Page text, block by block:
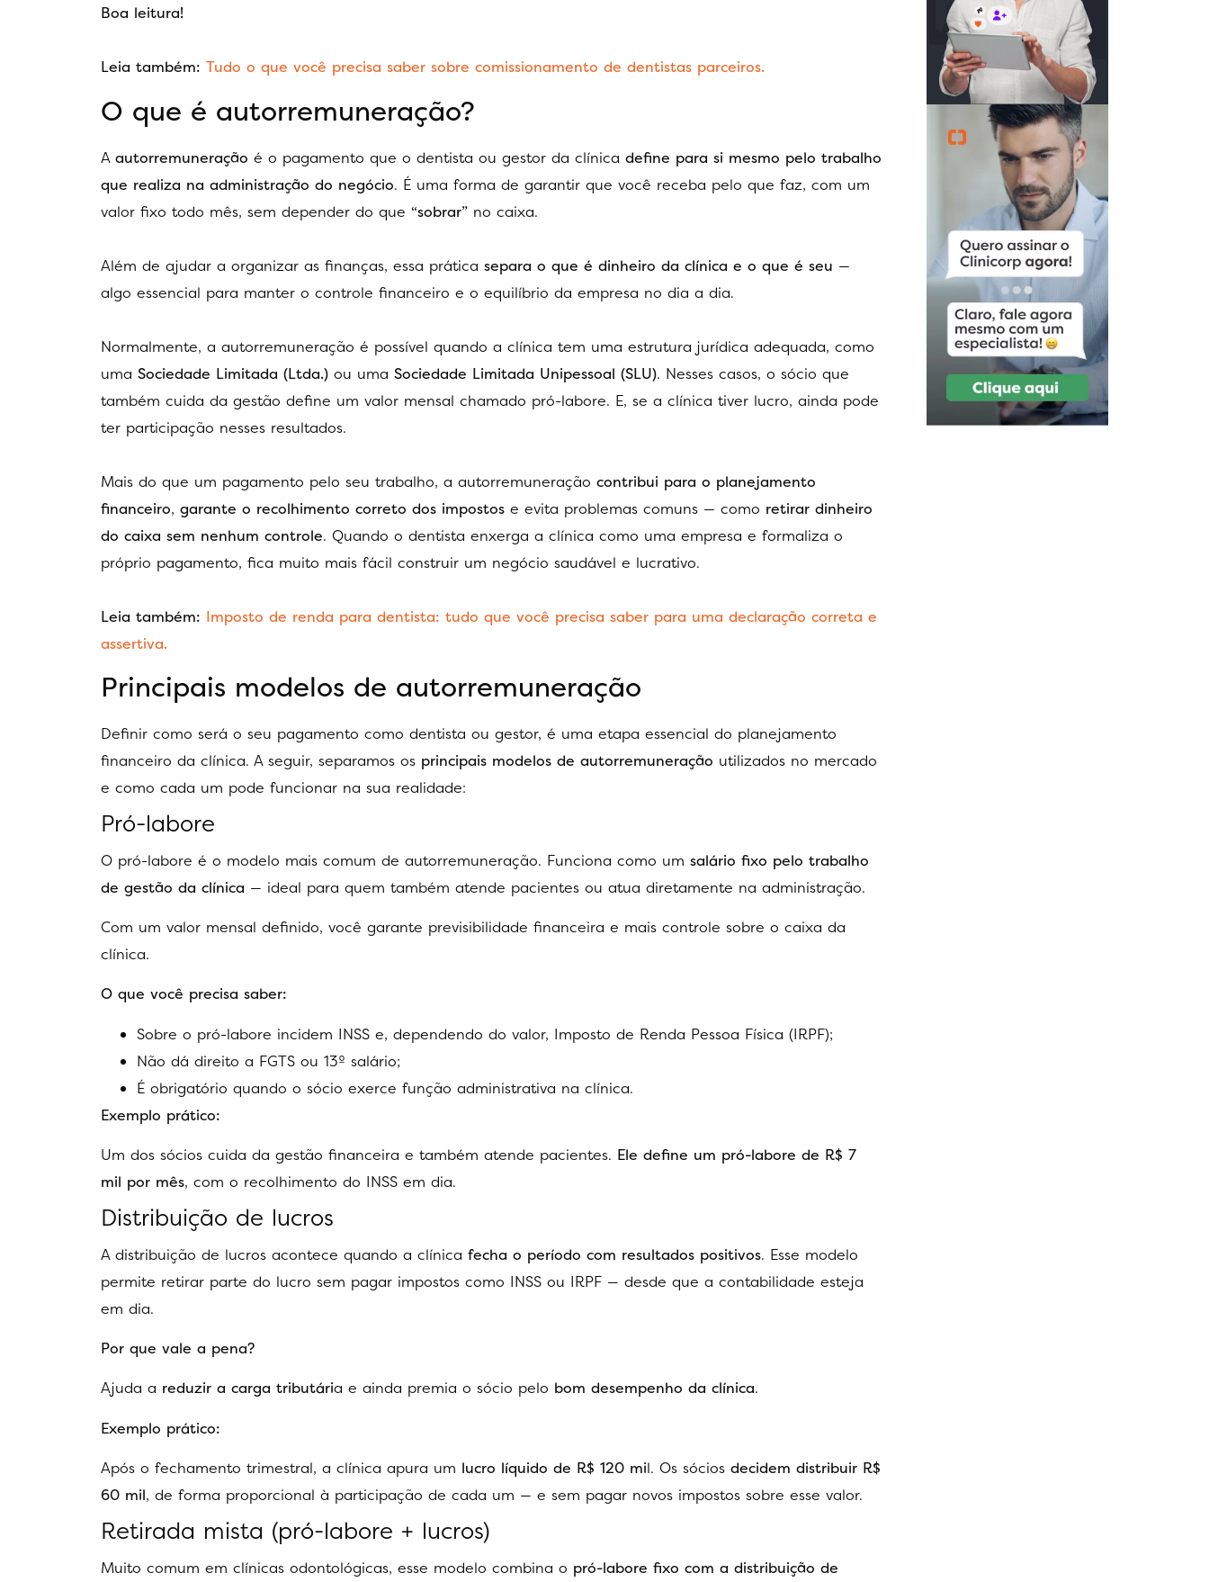
Boa leitura!
Leia também: Tudo o que você precisa saber sobre comissionamento de dentistas parceiros.
O que é autorremuneração?
A autorremuneração é o pagamento que o dentista ou gestor da clínica define para si mesmo pelo trabalho
que realiza na administração do negócio. É uma forma de garantir que você receba pelo que faz, com um
valor fixo todo mês, sem depender do que “sobrar” no caixa.
Além de ajudar a organizar as finanças, essa prática separa o que é dinheiro da clínica e o que é seu —
algo essencial para manter o controle financeiro e o equilíbrio da empresa no dia a dia.
Normalmente, a autorremuneração é possível quando a clínica tem uma estrutura jurídica adequada, como
uma Sociedade Limitada (Ltda.) ou uma Sociedade Limitada Unipessoal (SLU). Nesses casos, o sócio que
também cuida da gestão define um valor mensal chamado pró-labore. E, se a clínica tiver lucro, ainda pode
ter participação nesses resultados.
Mais do que um pagamento pelo seu trabalho, a autorremuneração contribui para o planejamento
financeiro, garante o recolhimento correto dos impostos e evita problemas comuns — como retirar dinheiro
do caixa sem nenhum controle. Quando o dentista enxerga a clínica como uma empresa e formaliza o
próprio pagamento, fica muito mais fácil construir um negócio saudável e lucrativo.
Leia também: Imposto de renda para dentista: tudo que você precisa saber para uma declaração correta e
assertiva.
Principais modelos de autorremuneração
Definir como será o seu pagamento como dentista ou gestor, é uma etapa essencial do planejamento
financeiro da clínica. A seguir, separamos os principais modelos de autorremuneração utilizados no mercado
e como cada um pode funcionar na sua realidade:
Pró-labore
O pró-labore é o modelo mais comum de autorremuneração. Funciona como um salário fixo pelo trabalho
de gestão da clínica — ideal para quem também atende pacientes ou atua diretamente na administração.
Com um valor mensal definido, você garante previsibilidade financeira e mais controle sobre o caixa da
clínica.
O que você precisa saber:
Sobre o pró-labore incidem INSS e, dependendo do valor, Imposto de Renda Pessoa Física (IRPF);
Não dá direito a FGTS ou 13º salário;
É obrigatório quando o sócio exerce função administrativa na clínica.
Exemplo prático:
Um dos sócios cuida da gestão financeira e também atende pacientes. Ele define um pró-labore de R$ 7
mil por mês, com o recolhimento do INSS em dia.
Distribuição de lucros
A distribuição de lucros acontece quando a clínica fecha o período com resultados positivos. Esse modelo
permite retirar parte do lucro sem pagar impostos como INSS ou IRPF — desde que a contabilidade esteja
em dia.
Por que vale a pena?
Ajuda a reduzir a carga tributária e ainda premia o sócio pelo bom desempenho da clínica.
Exemplo prático:
Após o fechamento trimestral, a clínica apura um lucro líquido de R$ 120 mil. Os sócios decidem distribuir R$
60 mil, de forma proporcional à participação de cada um — e sem pagar novos impostos sobre esse valor.
Retirada mista (pró-labore + lucros)
Muito comum em clínicas odontológicas, esse modelo combina o pró-labore fixo com a distribuição de